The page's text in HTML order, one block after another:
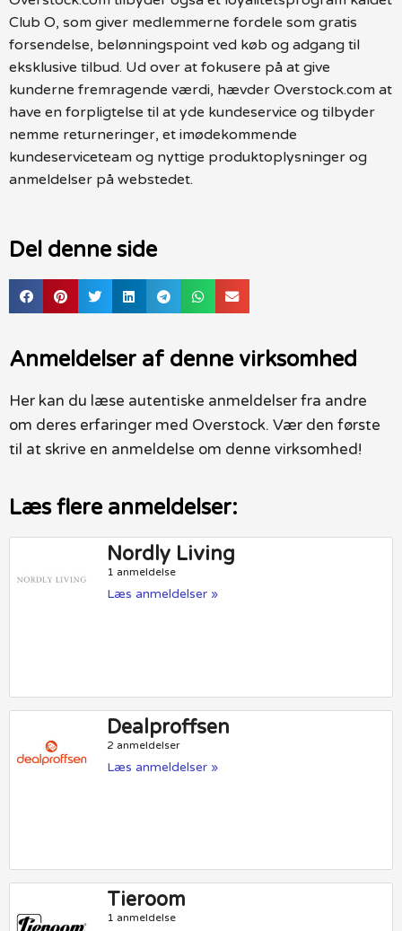
Club O, som giver medlemmerne fordele som gratis
forsendelse, belønningspoint ved køb og adgang til
eksklusive tilbud. Ud over at fokusere på at give
kunderne fremragende værdi, hævder Overstock.com at
have en forpligtelse til at yde kundeservice og tilbyder
nemme returneringer, et imødekommende
kundeserviceteam og nyttige produktoplysninger og
anmeldelser på webstedet.
Del denne side
Anmeldelser af denne virksomhed
Her kan du læse autentiske anmeldelser fra andre
om deres erfaringer med Overstock. Vær den første
til at skrive en anmeldelse om denne virksomhed!
Læs flere anmeldelser:
Nordly Living
1 anmeldelse
Læs anmeldelser »
Dealproffsen
2 anmeldelser
Læs anmeldelser »
Tieroom
1 anmeldelse